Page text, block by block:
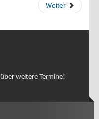
Weiter
weitere Termine!